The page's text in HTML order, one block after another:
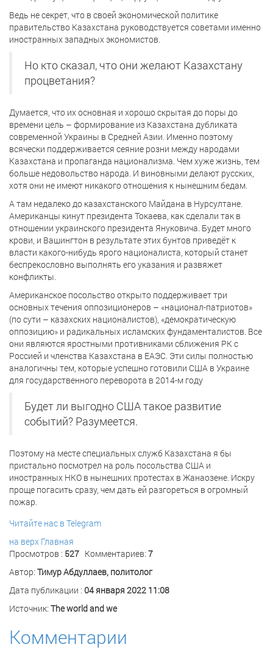
Ведь не секрет, что в своей экономической политике
правительство Казахстана руководствуется советами именно
иностранных западных экономистов.
Но кто сказал, что они желают Казахстану
процветания?
Думается, что их основная и хорошо скрытая до поры до
времени цель – формирование из Казахстана дубликата
современной Украины в Средней Азии. Именно поэтому
всячески поддерживается сеяние розни между народами
Казахстана и пропаганда национализма. Чем хуже жизнь, тем
больше недовольство народа. И виновными делают русских,
хотя они не имеют никакого отношения к нынешним бедам.
А там недалеко до казахстанского Майдана в Нурсултане.
Американцы кинут президента Токаева, как сделали так в
отношении украинского президента Януковича. Будет много
крови, и Вашингтон в результате этих бунтов приведёт к
власти какого-нибудь ярого националиста, который станет
беспрекословно выполнять его указания и развяжет
конфликты.
Американское посольство открыто поддерживает три
основных течения оппозиционеров – «национал-патриотов»
(по сути – казахских националистов), «демократическую
оппозицию» и радикальных исламских фундаменталистов. Все
они являются яростными противниками сближения РК с
Россией и членства Казахстана в ЕАЭС. Эти силы полностью
аналогичны тем, которые успешно готовили США в Украине
для государственного переворота в 2014-м году
Будет ли выгодно США такое развитие
событий? Разумеется.
Поэтому на месте специальных служб Казахстана я бы
пристально посмотрел на роль посольства США и
иностранных НКО в нынешних протестах в Жанаозене. Искру
проще погасить сразу, чем дать ей разгореться в огромный
пожар.
Читайте нас в Telegram
на верх Главная
Просмотров : 527 Комментариев: 7
Автор: Тимур Абдуллаев, политолог
Дата публикации : 04 января 2022 11:08
Источник: The world and we
Комментарии